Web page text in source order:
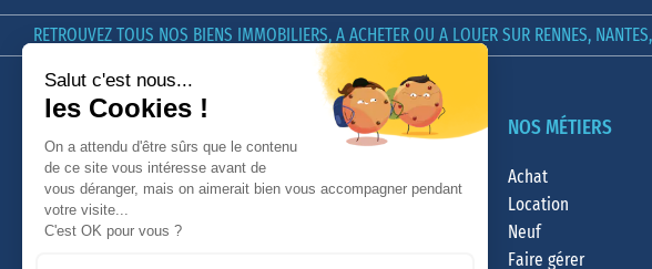
RETROUVEZ TOUS NOS BIENS IMMOBILIERS, A ACHETER OU A LOUER SUR RENNES,
Nos offres d'emploi
Qui sommes-nous ?
Nous contacter
GIBOIRE & VOUS
Groupe Giboire
NOS MÉTIERS
Achat
Location
Neuf
Faire gérer